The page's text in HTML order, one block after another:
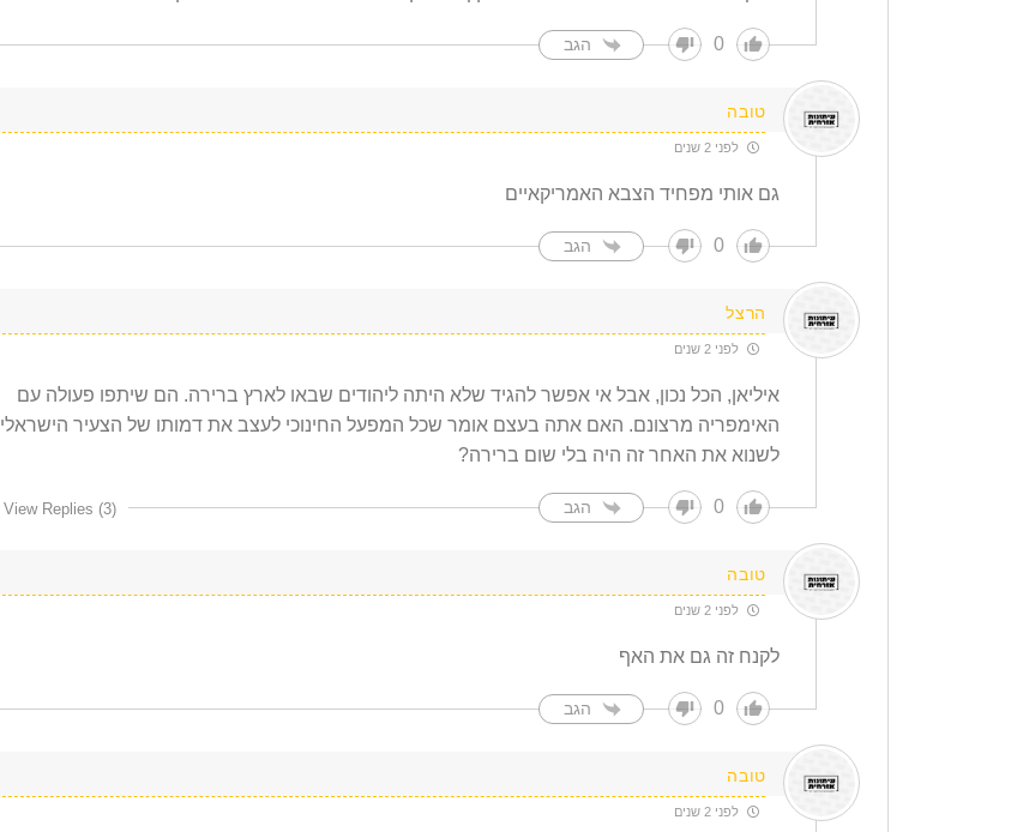
0 הגב
טובה
לפני 2 שנים
גם אותי מפחיד הצבא האמריקאיים
0 הגב
הרצל
לפני 2 שנים
איליאן, הכל נכון, אבל אי אפשר להגיד שלא היתה ליהודים שבאו לארץ ברירה. הם שיתפו פעולה עם
האימפריה מרצונם. האם אתה בעצם אומר שכל המפעל החינוכי לעצב את דמותו של הצעיר הישראלי
לשנוא את האחר זה היה בלי שום ברירה?
0 הגב View Replies (3)
טובה
לפני 2 שנים
לקנח זה גם את האף
0 הגב
טובה
לפני 2 שנים